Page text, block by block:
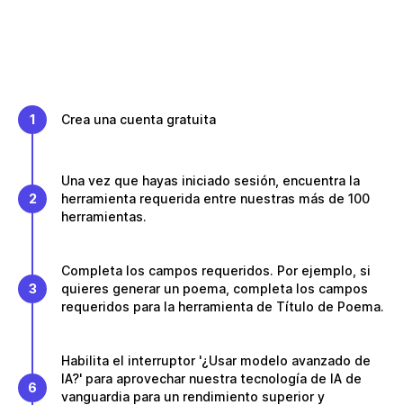
1 Crea una cuenta gratuita
2
Una vez que hayas iniciado sesión, encuentra la
herramienta requerida entre nuestras más de 100
herramientas.
3
Completa los campos requeridos. Por ejemplo, si
quieres generar un poema, completa los campos
requeridos para la herramienta de Título de Poema.
6
Habilita el interruptor '¿Usar modelo avanzado de
IA?' para aprovechar nuestra tecnología de IA de
vanguardia para un rendimiento superior y